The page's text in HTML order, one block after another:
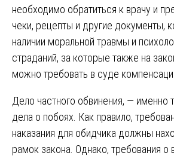
необходимо обратиться к врачу и
чеки, рецепты и другие документы,
наличии моральной травмы и
страданий, за которые также на
можно требовать в суде
Дело частного обвинения, — именно
дела о побоях. Как правило,
наказания для обидчика должны
рамок закона. Однако, требования